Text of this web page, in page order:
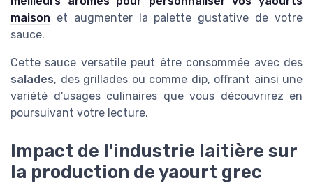
maison et augmenter la palette gustative de votre
sauce.
Cette sauce versatile peut être consommée avec des
salades, des grillades ou comme dip, offrant ainsi une
variété d'usages culinaires que vous découvrirez en
poursuivant votre lecture.
Impact de l'industrie laitière sur
la production de yaourt grec